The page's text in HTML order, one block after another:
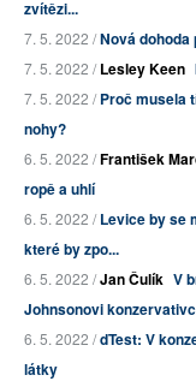
zvítězi...
7. 5. 2022 /Nová
7. 5. 2022 /Lesley Keen
7. 5. 2022 /Proč musela
nohy?
6. 5. 2022 /František
ropě a uhlí
6. 5. 2022 /Levice by se
které by zpo...
6. 5. 2022 /Jan Čulík V
Johnsonovi
6. 5. 2022 /dTest: V
látky